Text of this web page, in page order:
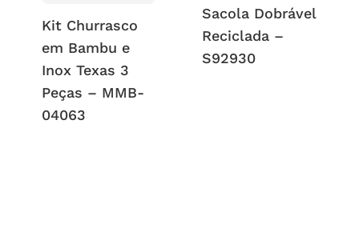
Kit Churrasco
em Bambu e
Inox Texas 3
Peças – MMB-
04063
Sacola Dobrável
Reciclada –
S92930